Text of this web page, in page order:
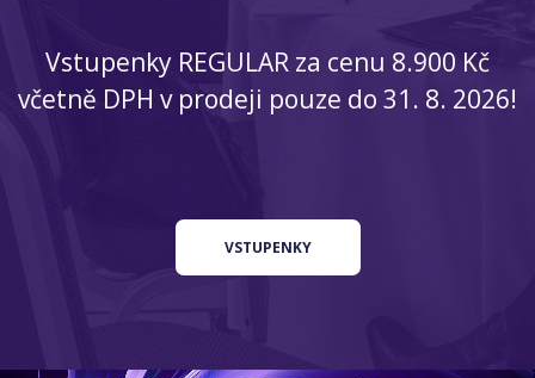
Vstupenky REGULAR za cenu 8.900 Kč
včetně DPH v prodeji pouze do 31. 8. 2026!
VSTUPENKY